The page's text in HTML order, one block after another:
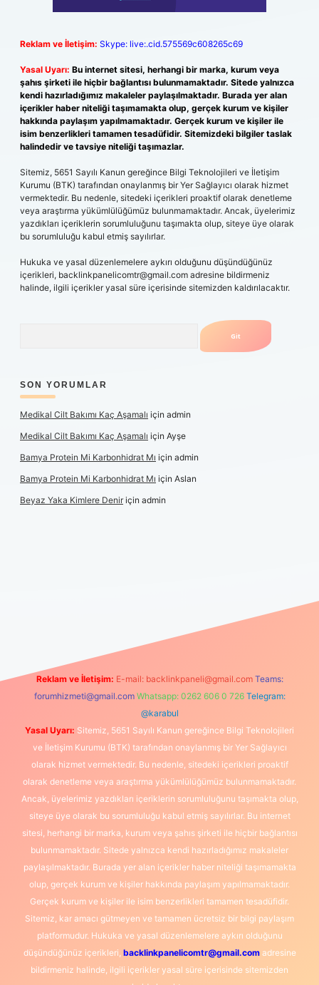
Reklam ve İletişim: Skype: live:.cid.575569c608265c69
Yasal Uyarı: Bu internet sitesi, herhangi bir marka, kurum veya
şahıs şirketi ile hiçbir bağlantısı bulunmamaktadır. Sitede yalnızca
kendi hazırladığımız makaleler paylaşılmaktadır. Burada yer alan
içerikler haber niteliği taşımamakta olup, gerçek kurum ve kişiler
hakkında paylaşım yapılmamaktadır. Gerçek kurum ve kişiler ile
isim benzerlikleri tamamen tesadüfidir. Sitemizdeki bilgiler taslak
halindedir ve tavsiye niteliği taşımazlar.
Sitemiz, 5651 Sayılı Kanun gereğince Bilgi Teknolojileri ve İletişim
Kurumu (BTK) tarafından onaylanmış bir Yer Sağlayıcı olarak hizmet
vermektedir. Bu nedenle, sitedeki içerikleri proaktif olarak denetleme
veya araştırma yükümlülüğümüz bulunmamaktadır. Ancak, üyelerimiz
yazdıkları içeriklerin sorumluluğunu taşımakta olup, siteye üye olarak
bu sorumluluğu kabul etmiş sayılırlar.
Hukuka ve yasal düzenlemelere aykırı olduğunu düşündüğünüz
içerikleri, backlinkpanelicomtr@gmail.com adresine bildirmeniz
halinde, ilgili içerikler yasal süre içerisinde sitemizden kaldırılacaktır.
SON YORUMLAR
Medikal Cilt Bakımı Kaç Aşamalı için admin
Medikal Cilt Bakımı Kaç Aşamalı için Ayşe
Bamya Protein Mi Karbonhidrat Mı için admin
Bamya Protein Mi Karbonhidrat Mı için Aslan
Beyaz Yaka Kimlere Deniriçin admin
Reklam ve İletişim: E-mail: backlinkpaneli@gmail.com Teams:
forumhizmeti@gmail.com Whatsapp: 0262 606 0 726 Telegram:
@karabul
Yasal Uyarı: Sitemiz, 5651 Sayılı Kanun gereğince Bilgi Teknolojileri
ve İletişim Kurumu (BTK) tarafından onaylanmış bir Yer Sağlayıcı
olarak hizmet vermektedir. Bu nedenle, sitedeki içerikleri proaktif
olarak denetleme veya araştırma yükümlülüğümüz bulunmamaktadır.
Ancak, üyelerimiz yazdıkları içeriklerin sorumluluğunu taşımakta olup,
siteye üye olarak bu sorumluluğu kabul etmiş sayılırlar. Bu internet
sitesi, herhangi bir marka, kurum veya şahıs şirketi ile hiçbir bağlantısı
bulunmamaktadır. Sitede yalnızca kendi hazırladığımız makaleler
paylaşılmaktadır. Burada yer alan içerikler haber niteliği taşımamakta
olup, gerçek kurum ve kişiler hakkında paylaşım yapılmamaktadır.
Gerçek kurum ve kişiler ile isim benzerlikleri tamamen tesadüfidir.
Sitemiz, kar amacı gütmeyen ve tamamen ücretsiz bir bilgi paylaşım
platformudur. Hukuka ve yasal düzenlemelere aykırı olduğunu
düşündüğünüz içerikleri, backlinkpanelicomtr@gmail.comadresine
bildirmeniz halinde, ilgili içerikler yasal süre içerisinde sitemizden